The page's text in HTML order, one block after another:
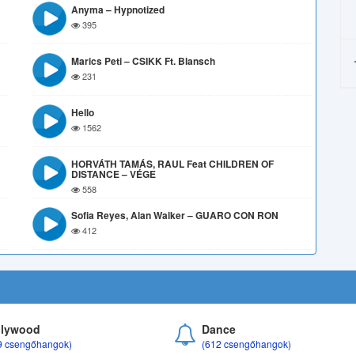
Anyma – Hypnotized
395
Marics Peti – CSIKK Ft. Blansch
231
Hello
1562
HORVÁTH TAMÁS, RAUL Feat CHILDREN OF
DISTANCE – VÉGE
558
Sofia Reyes, Alan Walker – GUARO CON RON
412
csengőhangok)
Dance
(612 csengőhangok)